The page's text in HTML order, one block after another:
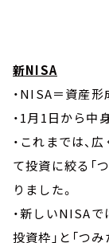
新NISA
・NISA＝資産
・1月1日から中
・これまでは、
て投資に絞る「
りました。
・新しいNISAで
投資枠」と「つ